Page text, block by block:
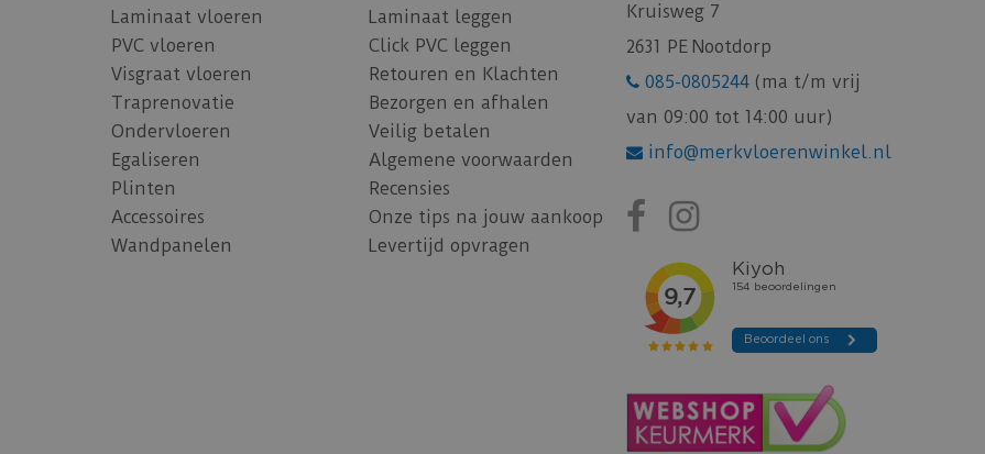
Laminaat vloeren
PVC vloeren
Visgraat vloeren
Traprenovatie
Ondervloeren
Egaliseren
Plinten
Accessoires
Wandpanelen
Laminaat leggen
Click PVC leggen
Retouren en Klachten
Bezorgen en afhalen
Veilig betalen
Algemene voorwaarden
Recensies
Onze tips na jouw aankoop
Levertijd opvragen
Kruisweg 7
2631 PE Nootdorp
085-0805244 (ma t/m vrij
van 09:00 tot 14:00 uur)
info@merkvloerenwinkel.nl